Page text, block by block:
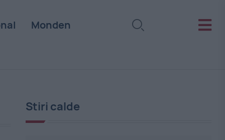
Monden
Stiri calde